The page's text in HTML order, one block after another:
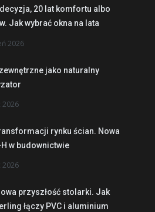
20 lat komfortu albo
Jak wybrać okna na lata
2026
jako naturalny
2026
rynku ścian. Nowa
w budownictwie
2026
przyszłość stolarki. Jak
łączy PVC i aluminium